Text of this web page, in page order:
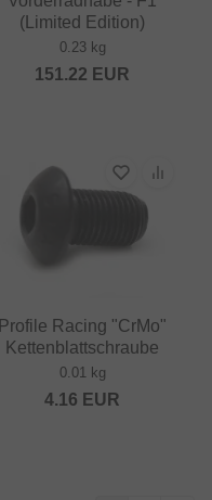
(Limited Edition)
0.23 kg
151.22 EUR
Profile Racing "CrMo"
Kettenblattschraube
0.01 kg
4.16 EUR